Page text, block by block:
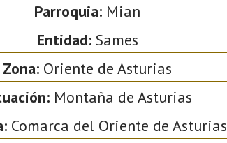
Parroquia: Mian
Entidad:Sames
Zona: Oriente de Asturias
Montaña de Asturias
Comarca del Oriente de Asturias